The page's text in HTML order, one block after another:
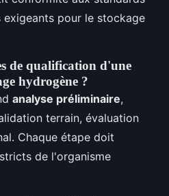
exigeants pour le stockage
de qualification d'une
hydrogène ?
analyse préliminaire,
terrain, évaluation
Chaque étape doit
de l'organisme